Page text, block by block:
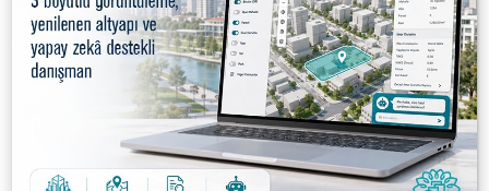
yeşil Nilüfer için hedeflerine hızla ilerlediklerini ifade
etti.